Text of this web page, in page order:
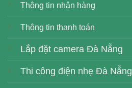
Thông tin nhận hàng
Thông tin thanh toán
Lắp đặt camera Đà Nẵng
Thi công điện nhẹ Đà Nẵng